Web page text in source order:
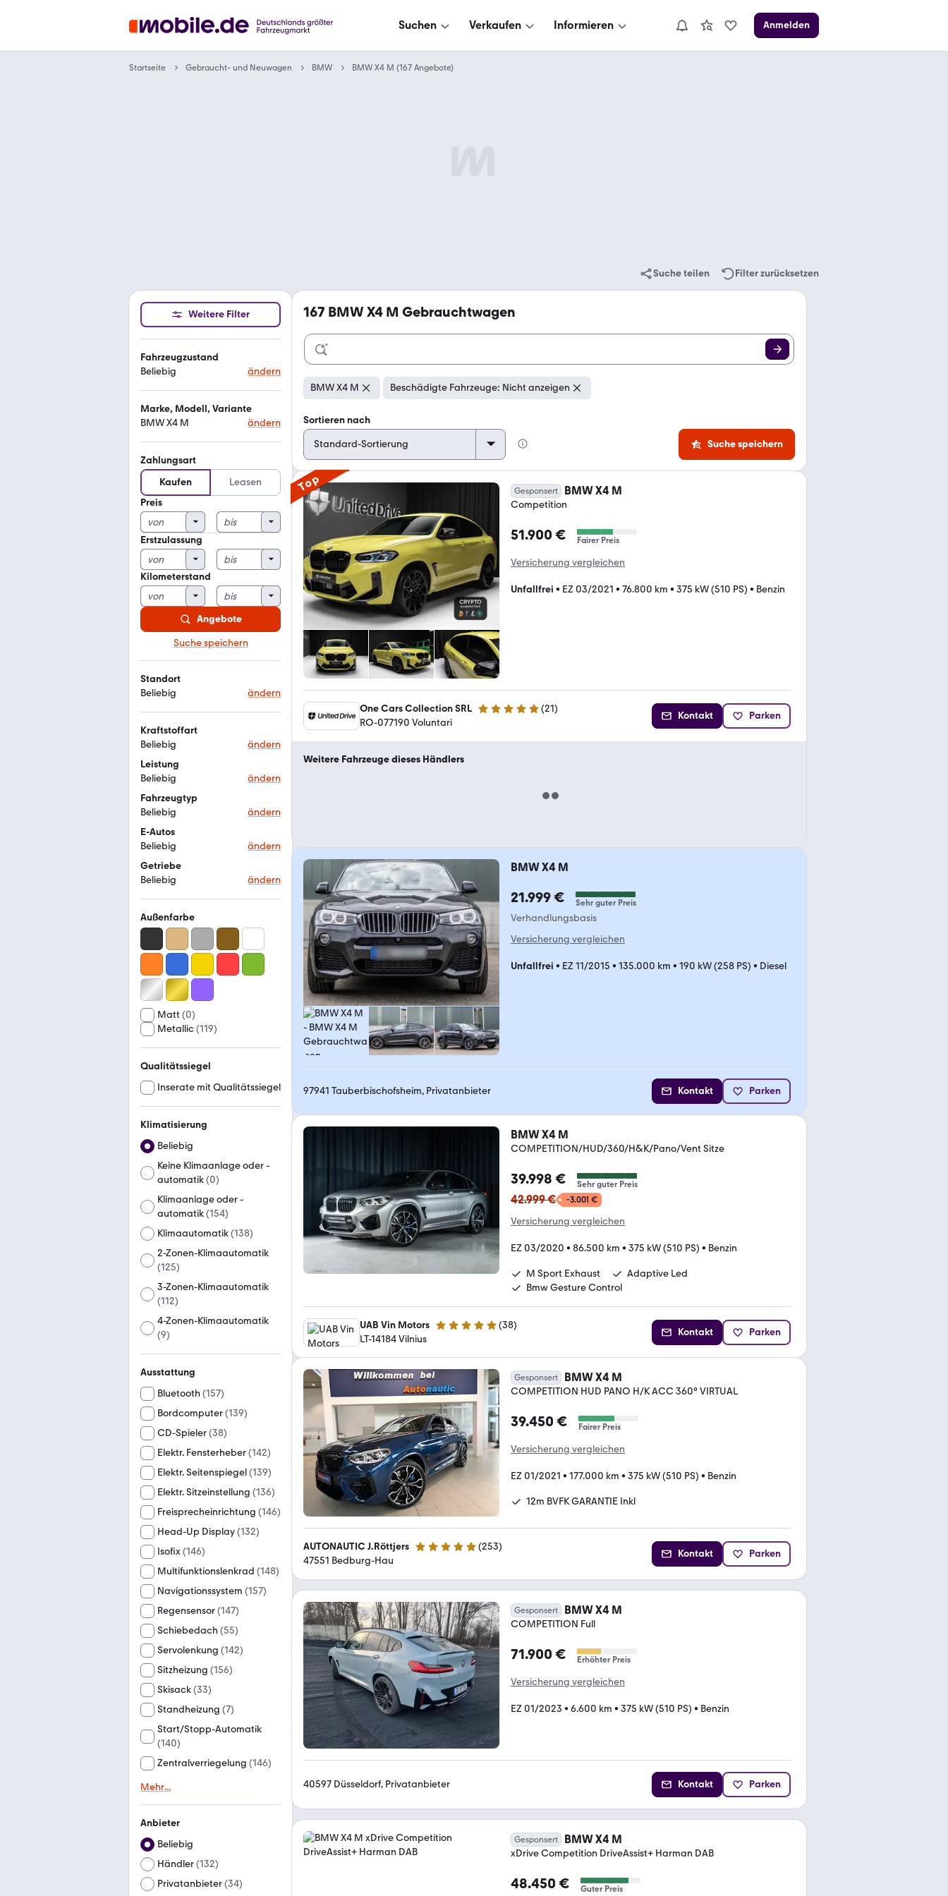
Suchen Verkaufen Informieren Anmelden
Startseite Gebraucht- und Neuwagen BMW BMW X4 M (167 Angebote)
Suche teilen Filter zurücksetzen
Weitere Filter
Fahrzeugzustand
Beliebig
ändern
Marke, Modell, Variante
BMW X4 M
ändern
Zahlungsart
Kaufen
Leasen
Preis
Erstzulassung
Kilometerstand
Angebote
Suche speichern
Standort
Beliebig
ändern
Kraftstoffart
Beliebig
ändern
Leistung
Beliebig
ändern
Fahrzeugtyp
Beliebig
ändern
E-Autos
Beliebig
ändern
Getriebe
Beliebig
ändern
Außenfarbe
Matt (0)
Metallic(119)
Qualitätssiegel
Inserate mit Qualitätssiegel
Klimatisierung
Beliebig
Keine Klimaanlage oder -
automatik(0)
Klimaanlage oder -
automatik(154)
Klimaautomatik(138)
2-Zonen-Klimaautomatik
(125)
3-Zonen-Klimaautomatik
(112)
4-Zonen-Klimaautomatik
(9)
Ausstattung
Bluetooth (157)
Bordcomputer(139)
CD-Spieler(38)
Elektr. Fensterheber(142)
Elektr. Seitenspiegel(139)
Elektr. Sitzeinstellung (136)
Freisprecheinrichtung (146)
Head-Up Display(132)
Isofix(146)
Multifunktionslenkrad (148)
Navigationssystem (157)
Regensensor(147)
Schiebedach (55)
Servolenkung (142)
Sitzheizung (156)
Skisack(33)
Standheizung (7)
Start/Stopp-Automatik
(140)
Zentralverriegelung (146)
Mehr...
Anbieter
Beliebig
Händler(132)
Privatanbieter(34)
167 BMW X4 M Gebrauchtwagen
BMW X4 M Beschädigte Fahrzeuge: Nicht anzeigen
Sortieren nach
Suche speichern
Top Gesponsert BMW X4 M
Competition
51.900 € Fairer Preis
Versicherung vergleichen
Unfallfrei • EZ 03/2021 • 76.800 km • 375 kW (510 PS) • Benzin
One Cars Collection SRL 5 Sterne (21)
RO-077190 Voluntari
Kontakt Parken
Weitere Fahrzeuge dieses Händlers
BMW X4 M
21.999 € Sehr guter Preis
Verhandlungsbasis
Versicherung vergleichen
Unfallfrei • EZ 11/2015 • 135.000 km • 190 kW (258 PS) • Diesel
97941 Tauberbischofsheim, Privatanbieter Kontakt Parken
BMW X4 M
COMPETITION/HUD/360/H&K/Pano/Vent Sitze
39.998 € Sehr guter Preis
42.999 € -3.001 €
Versicherung vergleichen
EZ 03/2020 • 86.500 km • 375 kW (510 PS) • Benzin
M Sport Exhaust
Adaptive Led
Bmw Gesture Control
UAB Vin Motors 4.8 Sterne (38)
LT-14184 Vilnius
Kontakt Parken
Gesponsert BMW X4 M
COMPETITION HUD PANO H/K ACC 360° VIRTUAL
39.450 € Fairer Preis
Versicherung vergleichen
EZ 01/2021 • 177.000 km • 375 kW (510 PS) • Benzin
12m BVFK GARANTIE Inkl
AUTONAUTIC J.Röttjers 4.9 Sterne (253)
47551 Bedburg-Hau
Kontakt Parken
Gesponsert BMW X4 M
COMPETITION Full
71.900 € Erhöhter Preis
Versicherung vergleichen
EZ 01/2023 • 6.600 km • 375 kW (510 PS) • Benzin
40597 Düsseldorf, Privatanbieter Kontakt Parken
Gesponsert BMW X4 M
xDrive Competition DriveAssist+ Harman DAB
48.450 € Guter Preis